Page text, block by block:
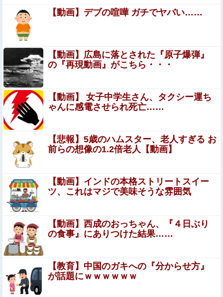
彼氏の家に遊びに行ったら彼母が大皿から唐揚げを素手で
つまんでひとくちかじり、残りを大皿へ戻した。私目が
【ガチ動画】海水浴場で出会って10秒でチ●コをマ○コに
挿入させてくれるギャル、いたｗｗｗ
ガチの釣り初心者なんやが、始めるまでのロード
マップ教えてくれ
【淫夢悲報】野獣亭の前、とんでもないことになるｗｗｗ
ｗｗｗｗｗｗｗ
【画像あり】速水もこみちが新オープンしたカフェ、サン
ドイッチ1つ「3000円」ｗｗｗｗｗ
の地に行ってはいけない理由がよく分かる…
【画像】のっぺらぼう、捕まるｗｗｗｗｗｗｗｗｗｗ
【画像】 元陸部JKが生脚さらす
【画像】GANTZの絶望シーン、ここで決まるwwww
【動画】ジャンポケ斉藤さん、懲役7年の求刑受けたあと
【動画】デブの喧嘩 ガチでヤバい……
【動画】広島に落とされた『原子爆弾』
の『再現動画』がこちら・・・
【動画】 女子中学生さん、タクシー運ち
ゃんに感電させられ死亡……
【悲報】5歳のハムスター、老人すぎる お
前らの想像の1.2倍老人【動画】
【動画】インドの本格ストリートスイー
ツ、これはマジで美味そうな雰囲気
【動画】西成のおっちゃん、『４日ぶり
の食事』にありつけた結果……
【教育】中国のガキへの『分からせ方』
が話題にｗｗｗｗｗｗ